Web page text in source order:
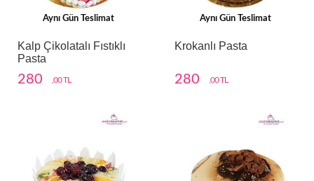
Aynı Gün Teslimat
Kalp Çikolatalı Fıstıklı
Pasta
280 ,00 TL
Aynı Gün Teslimat
Krokanlı Pasta
280 ,00 TL